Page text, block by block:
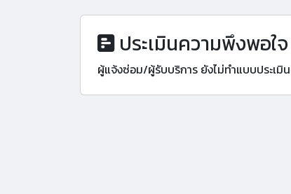
ประเมินความพึงพอใจ
ผู้แจ้งซ่อม/ผู้รับบริการ ยังไม่ทำแบบประเมิน